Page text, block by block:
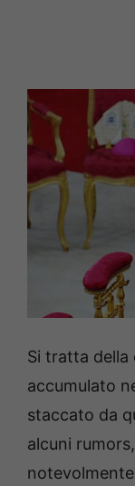
Si tratta della
accumulato
staccato da
alcuni